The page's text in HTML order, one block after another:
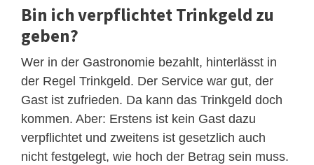
Bin ich verpflichtet Trinkgeld zu
geben?
Wer in der Gastronomie bezahlt, hinterlässt in
der Regel Trinkgeld. Der Service war gut, der
Gast ist zufrieden. Da kann das Trinkgeld doch
kommen. Aber: Erstens ist kein Gast dazu
verpflichtet und zweitens ist gesetzlich auch
nicht festgelegt, wie hoch der Betrag sein muss.